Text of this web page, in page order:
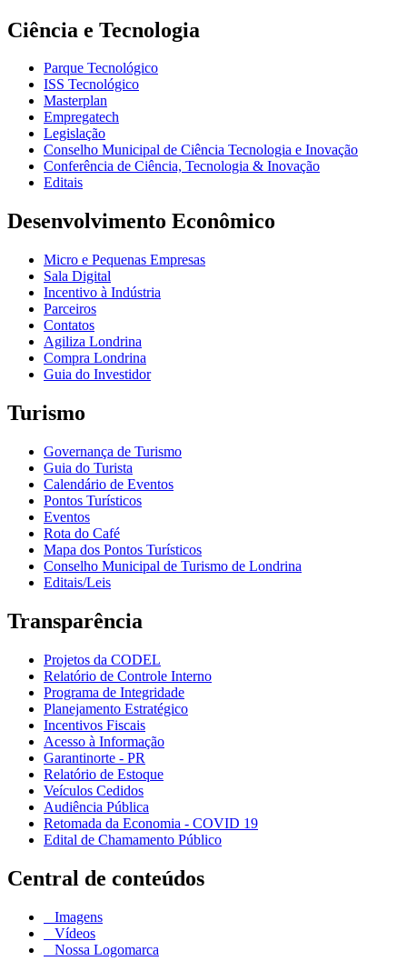
Ciência e Tecnologia
Parque Tecnológico
ISS Tecnológico
Masterplan
Empregatech
Legislação
Conselho Municipal de Ciência Tecnologia e Inovação
Conferência de Ciência, Tecnologia & Inovação
Editais
Desenvolvimento Econômico
Micro e Pequenas Empresas
Sala Digital
Incentivo à Indústria
Parceiros
Contatos
Agiliza Londrina
Compra Londrina
Guia do Investidor
Turismo
Governança de Turismo
Guia do Turista
Calendário de Eventos
Pontos Turísticos
Eventos
Rota do Café
Mapa dos Pontos Turísticos
Conselho Municipal de Turismo de Londrina
Editais/Leis
Transparência
Projetos da CODEL
Relatório de Controle Interno
Programa de Integridade
Planejamento Estratégico
Incentivos Fiscais
Acesso à Informação
Garantinorte - PR
Relatório de Estoque
Veículos Cedidos
Audiência Pública
Retomada da Economia - COVID 19
Edital de Chamamento Público
Central de conteúdos
Imagens
Vídeos
Nossa Logomarca